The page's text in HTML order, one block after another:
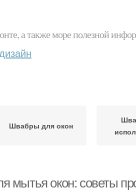
а также море полезной
Швабры для окон
мытья окон: советы